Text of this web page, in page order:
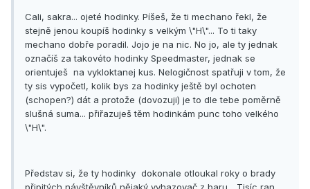
Cali, sakra... ojeté hodinky. Píšeš, že ti mechano řekl, že
stejně jenou koupíš hodinky s velkým \"H\"... To ti taky
mechano dobře poradil. Jojo je na nic. No jo, ale ty jednak
označíš za takovéto hodinky Speedmaster, jednak se
orientuješ na vykloktanej kus. Nelogičnost spatřuji v tom, že
ty sis vypočetl, kolik bys za hodinky ještě byl ochoten
(schopen?) dát a protože (dovozuji) je to dle tebe poměrně
slušná suma... přiřazuješ těm hodinkám punc toho velkého
\"H\".
Představ si, že ty hodinky dokonale otloukal roky o brady